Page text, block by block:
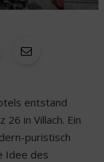
entstand
in Villach. Ein
puristisch
Idee des